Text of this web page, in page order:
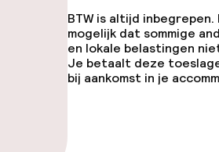
BTW is altijd
mogelijk dat sommige
en lokale belastingen
Je betaalt deze
bij aankomst in je